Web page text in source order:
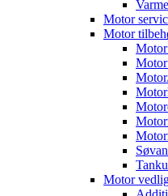
Motor
Motor
Motor